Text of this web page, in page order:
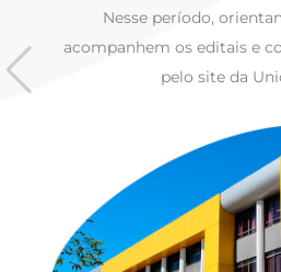
Nesse período,
acompanhem os editais e
pelo site da